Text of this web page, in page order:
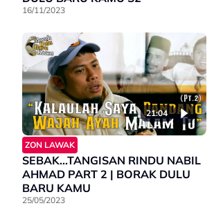
16/11/2023
21:04
ZON LAWAK
SEBAK...TANGISAN RINDU NABIL
AHMAD PART 2 | BORAK DULU
BARU KAMU
25/05/2023